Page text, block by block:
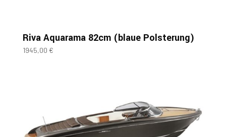
Riva Aquarama 82cm (blaue Polsterung)
1945,00 €